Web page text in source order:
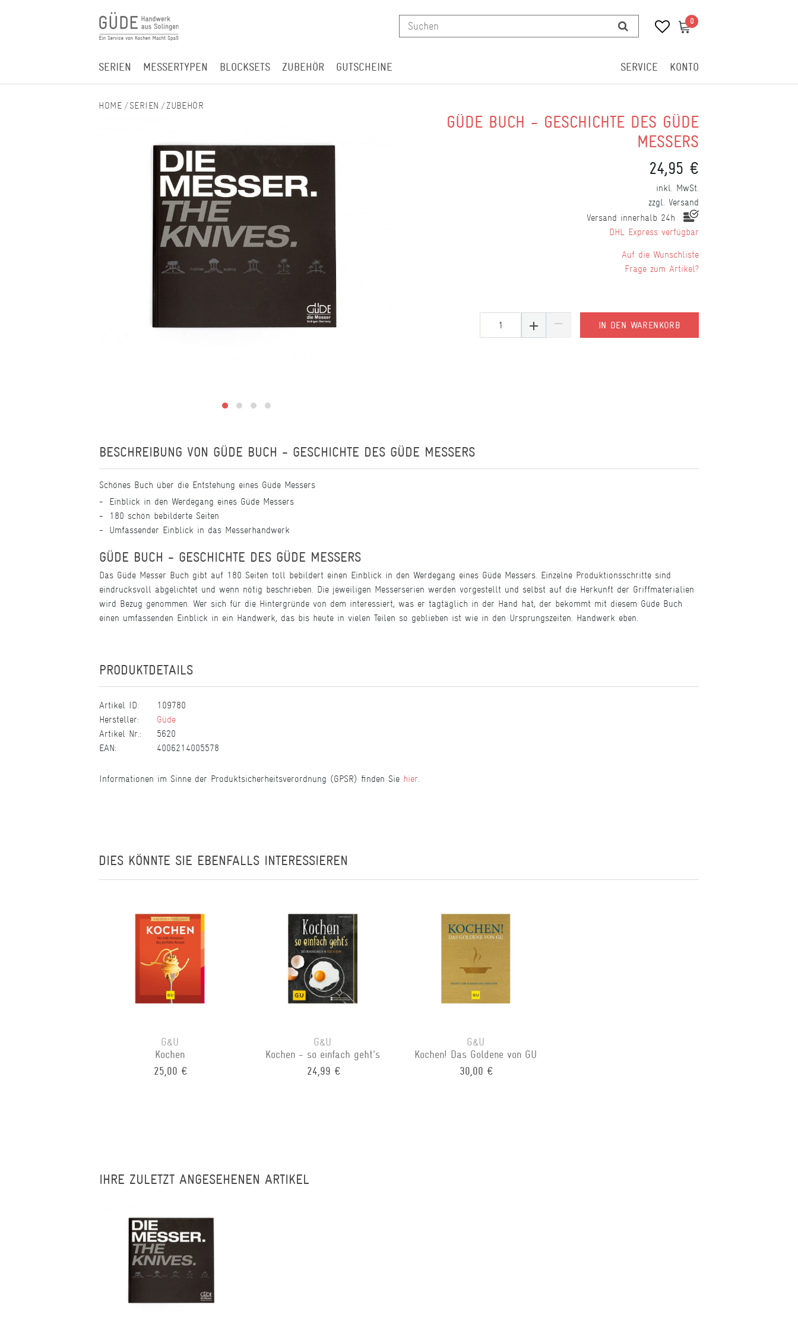
0 0
SERIEN MESSERTYPEN BLOCKSETS ZUBEHÖR GUTSCHEINE SERVICE KONTO
SERIEN ZUBEHÖR
GÜDE BUCH - GESCHICHTE DES GÜDE
MESSERS
24,95 €
inkl. MwSt.
zzgl. Versand
Versand innerhalb 24h
DHL Express verfügbar
IN DEN WARENKORB
Wunschliste
Frage zum Artikel?
BESCHREIBUNG VON GÜDE BUCH - GESCHICHTE DES GÜDE MESSERS
Schönes Buch über die Entstehung eines Güde Messers
Einblick in den Werdegang eines Güde Messers
180 schön bebilderte Seiten
Umfassender Einblick in das Messerhandwerk
GÜDE BUCH - GESCHICHTE DES GÜDE MESSERS
Das Güde Messer Buch gibt auf 180 Seiten toll bebildert einen Einblick in den Werdegang eines Güde Messers. Einzelne Produktionsschritte sind
eindrucksvoll abgelichtet und wenn nötig beschrieben. Die jeweiligen Messerserien werden vorgestellt und selbst auf die Herkunft der Griffmaterialien
wird Bezug genommen. Wer sich für die Hintergründe von dem interessiert, was er tagtäglich in der Hand hat, der bekommt mit diesem Güde Buch
einen umfassenden Einblick in ein Handwerk, das bis heute in vielen Teilen so geblieben ist wie in den Ursprungszeiten. Handwerk eben.
PRODUKTDETAILS
Artikel ID:
109780
Hersteller:
Güde
Artikel Nr.:
5620
EAN:
4006214005578
Informationen im Sinne der Produktsicherheitsverordnung (GPSR) finden Sie hier
DIES KÖNNTE SIE EBENFALLS INTERESSIEREN
G&U
Kochen
25,00 €
G&U
Kochen - so einfach geht's
24,99 €
G&U
Kochen! Das Goldene von GU
30,00 €
IHRE ZULETZT ANGESEHENEN ARTIKEL